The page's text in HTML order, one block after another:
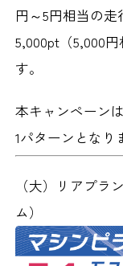
円～5円相当の
5,000pt（5,000
す。
本キャンペーン
1パターンとなり
（大）リアプラ
ム）